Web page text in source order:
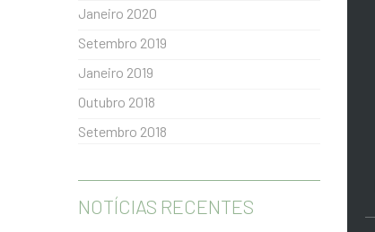
Janeiro 2020
Setembro 2019
Janeiro 2019
Outubro 2018
Setembro 2018
NOTÍCIAS RECENTES